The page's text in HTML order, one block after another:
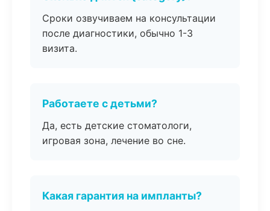
Сроки озвучиваем на консультации
после диагностики, обычно 1-3
визита.
Работаете с детьми?
Да, есть детские стоматологи,
игровая зона, лечение во сне.
Какая гарантия на импланты?